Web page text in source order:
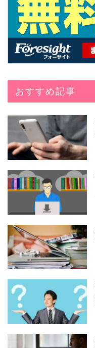
おすすめ記事